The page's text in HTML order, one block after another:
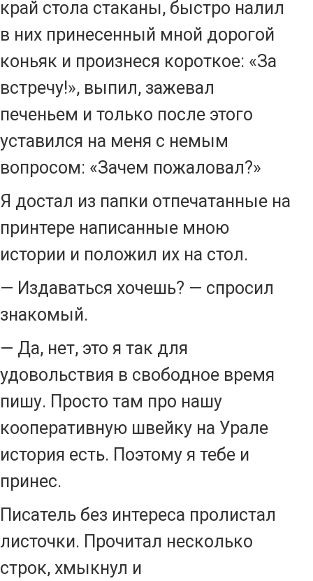
край стола стаканы, быстро налил
в них принесенный мной дорогой
коньяк и произнеся короткое: «За
встречу!», выпил, зажевал
печеньем и только после этого
уставился на меня с немым
вопросом: «Зачем пожаловал?»
Я достал из папки отпечатанные на
принтере написанные мною
истории и положил их на стол.
— Издаваться хочешь? — спросил
знакомый.
— Да, нет, это я так для
удовольствия в свободное время
пишу. Просто там про нашу
кооперативную швейку на Урале
история есть. Поэтому я тебе и
принес.
Писатель без интереса пролистал
листочки. Прочитал несколько
строк, хмыкнул и